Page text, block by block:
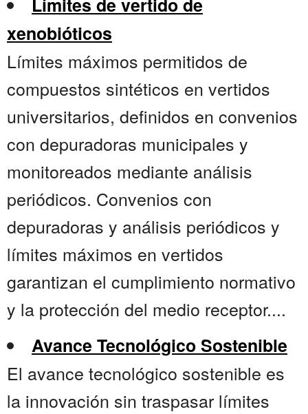
xenobióticos
Límites máximos permitidos de
compuestos sintéticos en vertidos
universitarios, definidos en convenios
con depuradoras municipales y
monitoreados mediante análisis
periódicos. Convenios con
depuradoras y análisis periódicos y
límites máximos en vertidos
garantizan el cumplimiento normativo
y la protección del medio receptor....
Avance Tecnológico Sostenible
El avance tecnológico sostenible es
la innovación sin traspasar límites